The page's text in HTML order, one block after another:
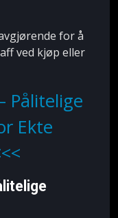
for å
ved kjøp eller
Pålitelige
Ekte